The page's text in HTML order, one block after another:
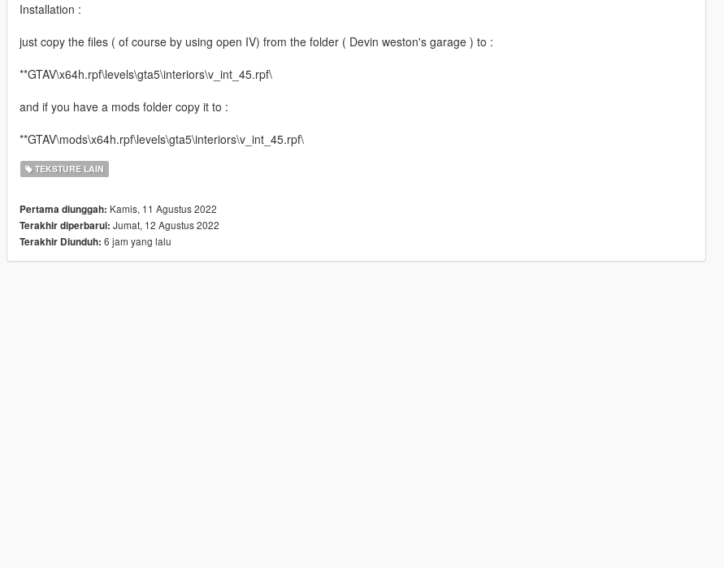
Installation :
just copy the files ( of course by using open IV) from the folder ( Devin weston's garage ) to :
**GTAV\x64h.rpf\levels\gta5\interiors\v_int_45.rpf\
and if you have a mods folder copy it to :
**GTAV\mods\x64h.rpf\levels\gta5\interiors\v_int_45.rpf\
TEKSTURE LAIN
Pertama diunggah: Kamis, 11 Agustus 2022
Terakhir diperbarui: Jumat, 12 Agustus 2022
Terakhir Diunduh: 6 jam yang lalu